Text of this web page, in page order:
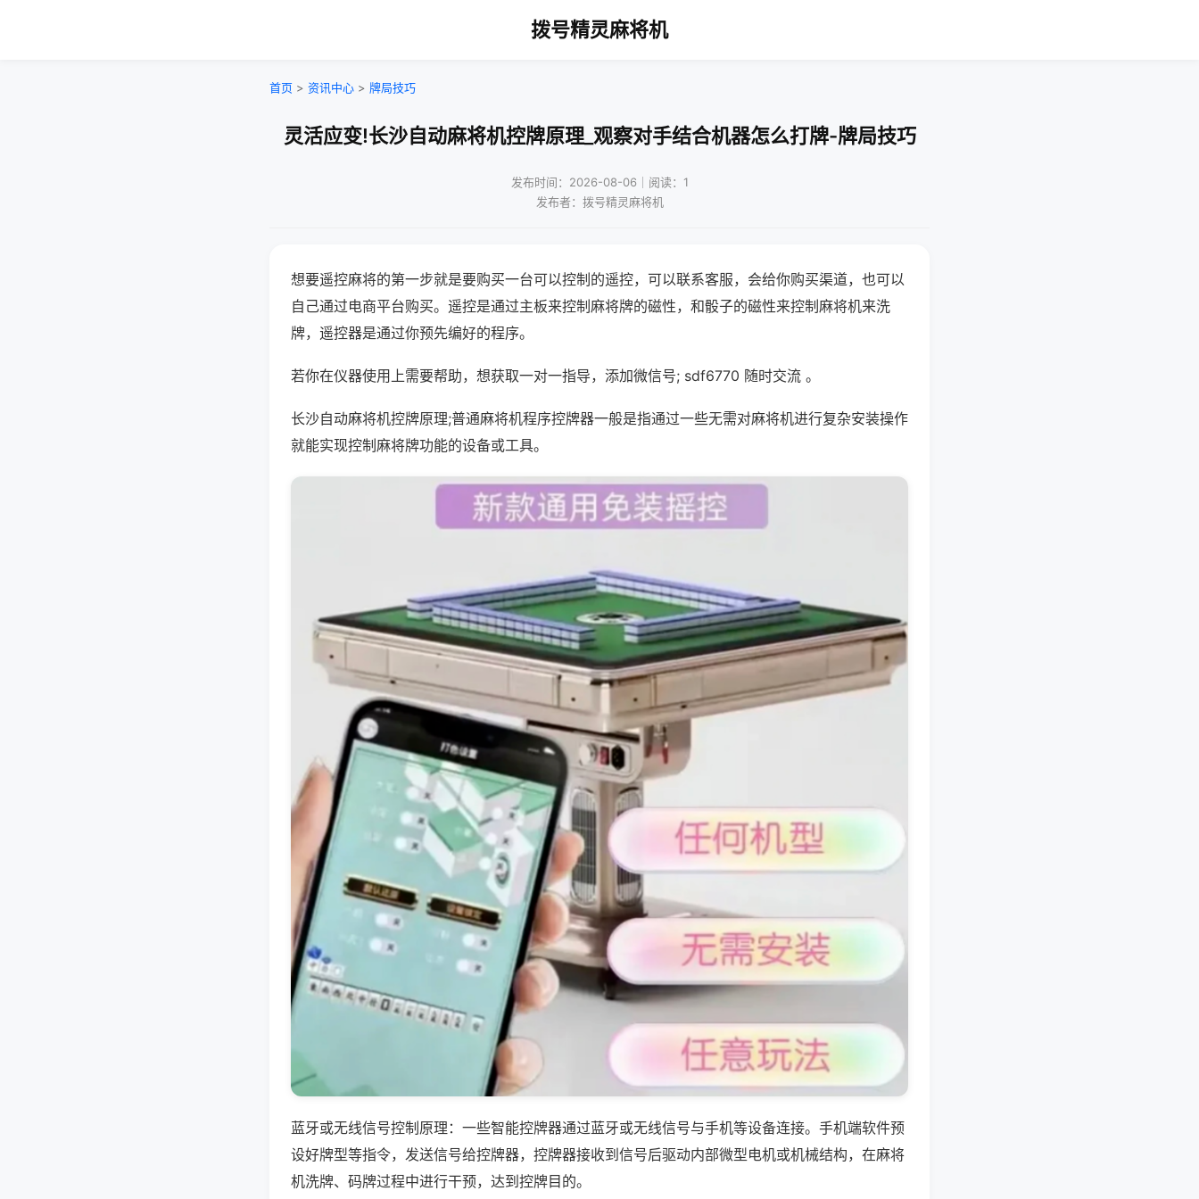
拨号精灵麻将机
首页 > 资讯中心 > 牌局技巧
灵活应变!长沙自动麻将机控牌原理_观察对手结合机器怎么打牌-牌局技巧
发布时间：2026-08-06｜阅读：1
发布者：拨号精灵麻将机
想要遥控麻将的第一步就是要购买一台可以控制的遥控，可以联系客服，会给你购买渠道，也可以
自己通过电商平台购买。遥控是通过主板来控制麻将牌的磁性，和骰子的磁性来控制麻将机来洗
牌，遥控器是通过你预先编好的程序。
若你在仪器使用上需要帮助，想获取一对一指导，添加微信号; sdf6770 随时交流 。
长沙自动麻将机控牌原理;普通麻将机程序控牌器一般是指通过一些无需对麻将机进行复杂安装操作
就能实现控制麻将牌功能的设备或工具。
蓝牙或无线信号控制原理：一些智能控牌器通过蓝牙或无线信号与手机等设备连接。手机端软件预
设好牌型等指令，发送信号给控牌器，控牌器接收到信号后驱动内部微型电机或机械结构，在麻将
机洗牌、码牌过程中进行干预，达到控牌目的。